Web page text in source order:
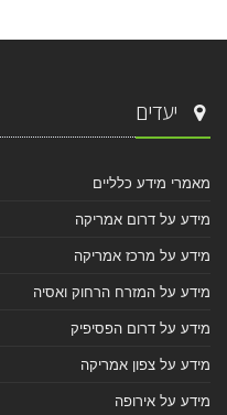
יעדים
מאמרי מידע כלליים
מידע על דרום אמריקה
מידע על מרכז אמריקה
מידע על המזרח הרחוק ואסיה
מידע על דרום הפסיפיק
מידע על צפון אמריקה
מידע על אירופה